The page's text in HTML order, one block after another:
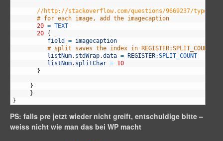
//http://stackoverflow.com/questions/9669237/
# for each image, add the imagecaption
20 = TEXT
20 {
field
= imagecaption
# split saves the index in REGISTER:SPLIT_COUNT
listNum. stdWrap.data = REGISTER:SPLIT_COUNT
listNum. splitChar = 10
}
}
}
}
PS: falls pre jetzt wieder nicht greift, entschuldige bitte –
weiss nicht wie man das bei WP macht